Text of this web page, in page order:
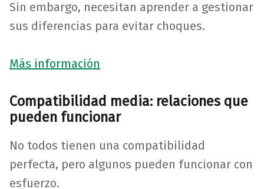
Sin embargo, necesitan aprender a gestionar
sus diferencias para evitar choques.
Más información
Compatibilidad media: relaciones que
pueden funcionar
No todos tienen una compatibilidad
perfecta, pero algunos pueden funcionar con
esfuerzo.